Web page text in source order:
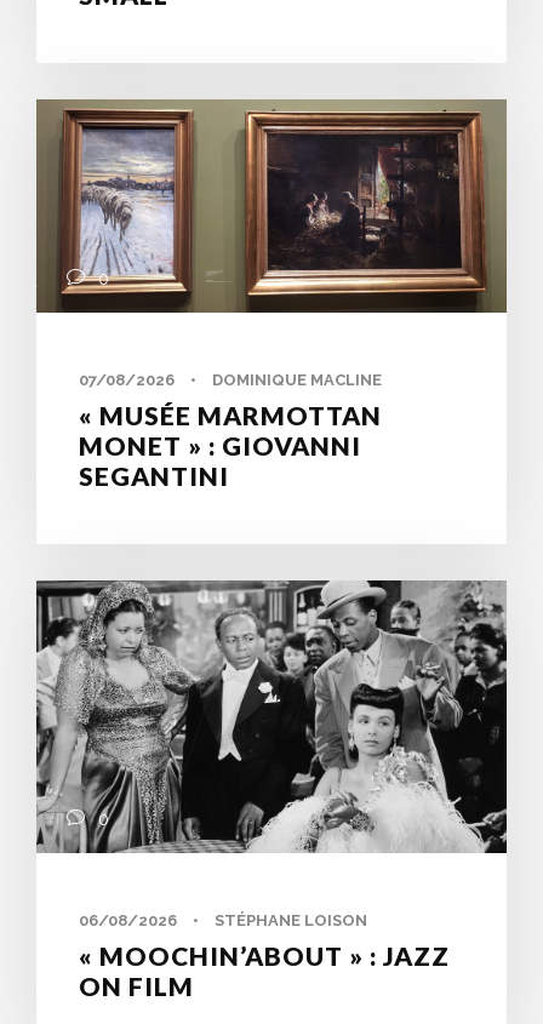
0
07/08/2026 • DOMINIQUE MACLINE
« MUSÉE MARMOTTAN
MONET » : GIOVANNI
SEGANTINI
0
06/08/2026 • STÉPHANE LOISON
« MOOCHIN’ABOUT » : JAZZ
ON FILM